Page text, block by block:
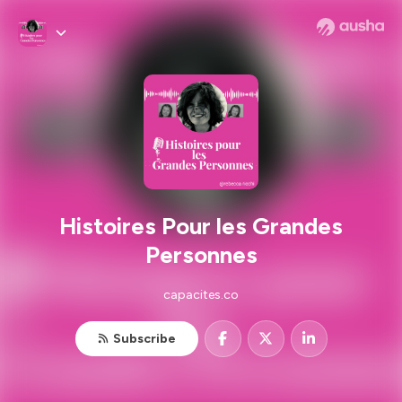
Histoires Pour les Grandes
Personnes
capacites.co
Subscribe